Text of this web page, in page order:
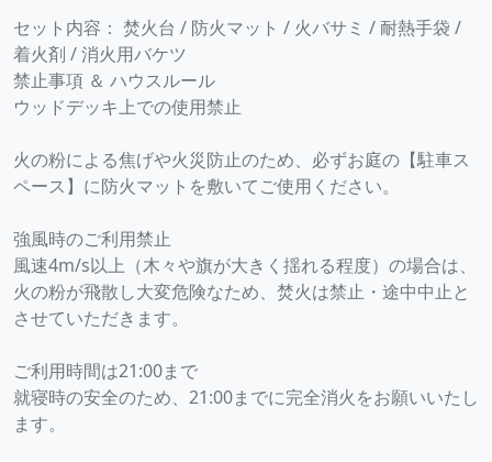
セット内容： 焚火台 / 防火マット / 火バサミ / 耐熱手袋 /
着火剤 / 消火用バケツ
禁止事項 ＆ ハウスルール
ウッドデッキ上での使用禁止
火の粉による焦げや火災防止のため、必ずお庭の【駐車ス
ペース】に防火マットを敷いてご使用ください。
強風時のご利用禁止
風速4m/s以上（木々や旗が大きく揺れる程度）の場合は、
火の粉が飛散し大変危険なため、焚火は禁止・途中中止と
させていただきます。
ご利用時間は21:00まで
就寝時の安全のため、21:00までに完全消火をお願いいたし
ます。